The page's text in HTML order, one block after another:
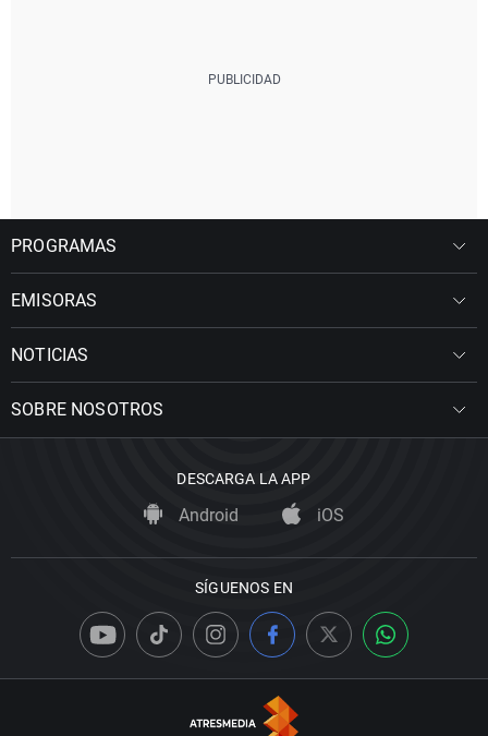
PROGRAMAS
EMISORAS
NOTICIAS
SOBRE NOSOTROS
DESCARGA LA APP
Android iOS
SÍGUENOS EN